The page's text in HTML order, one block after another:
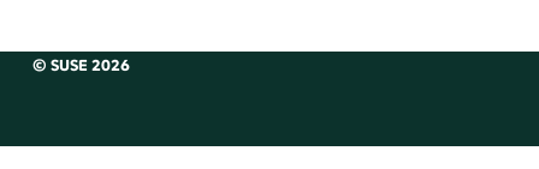
© SUSE 2026